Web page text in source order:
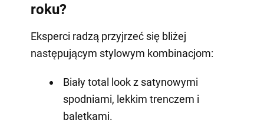
roku?
Eksperci radzą przyjrzeć się bliżej
następującym stylowym kombinacjom:
Biały total look z satynowymi
spodniami, lekkim trenczem i
baletkami.